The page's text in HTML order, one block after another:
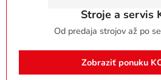
Stroje a servis
Od predaja strojov až po
Zobraziť ponuku